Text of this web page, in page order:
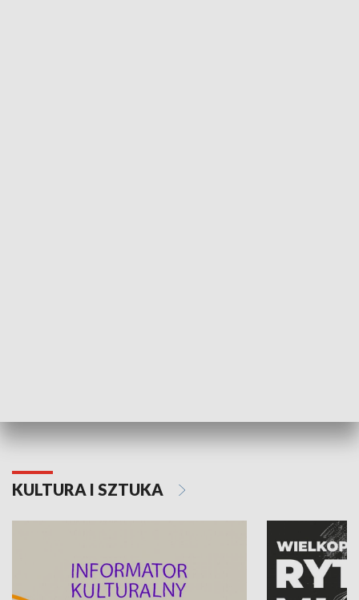
KULTURA I SZTUKA